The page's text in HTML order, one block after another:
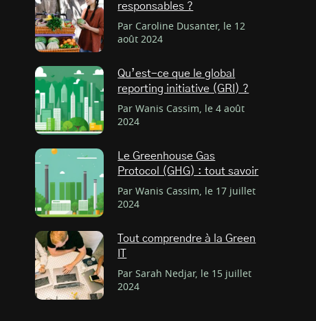
responsables ?
Par Caroline Dusanter, le 12
août 2024
Qu’est-ce que le global
reporting initiative (GRI) ?
Par Wanis Cassim, le 4 août
2024
Le Greenhouse Gas
Protocol (GHG) : tout savoir
Par Wanis Cassim, le 17 juillet
2024
Tout comprendre à la Green
Par Sarah Nedjar, le 15 juillet
2024